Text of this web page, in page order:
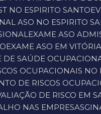
NO ESPIRITO SANTO
ASO NO ESPIRITO
EXAME ASO
EXAME ASO EM
DE SAÚDE
OCUPACIONAIS
DE RISCOS
DE RISCO EM
NAS EMPRESAS